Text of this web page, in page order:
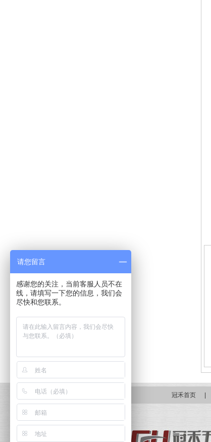
冠禾首页
请您留言
感谢您的关注，当前客服人员不在
线，请填写一下您的信息，我们会
尽快和您联系。